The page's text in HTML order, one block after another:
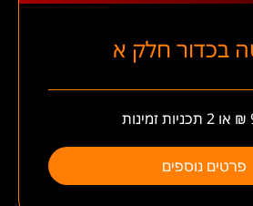
בכדור חלק א
פרטים נוספים